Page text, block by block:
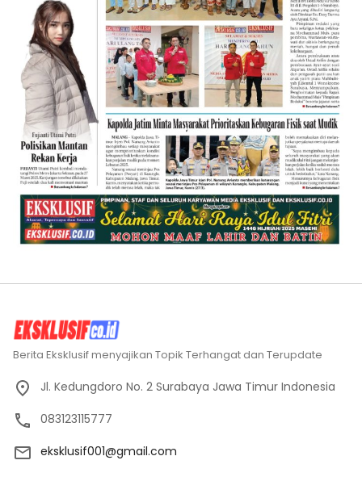
Berita Eksklusif menyajikan Topik Terhangat dan Terupdate
Jl. Kedungdoro No. 2 Surabaya Jawa Timur Indonesia
083123115777
eksklusif001@gmail.com